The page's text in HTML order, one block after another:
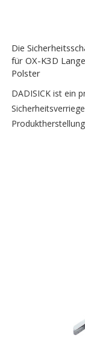
Die
für OX-K3D
Polster
DADISICK ist ein